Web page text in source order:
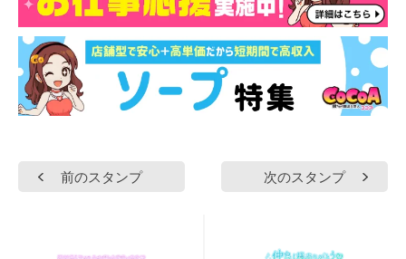
前のスタンプ 次のスタンプ